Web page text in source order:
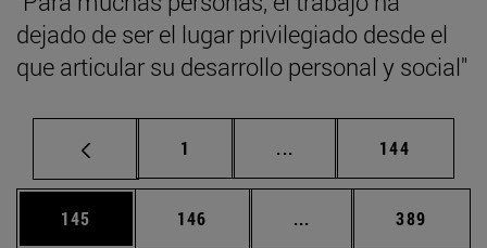
dejado de ser el lugar privilegiado desde el
que articular su desarrollo personal y social"
Página
1 ... Páginas intermedias
Página
144
Página
145 Página
146 ... Páginas intermedias
Página
389